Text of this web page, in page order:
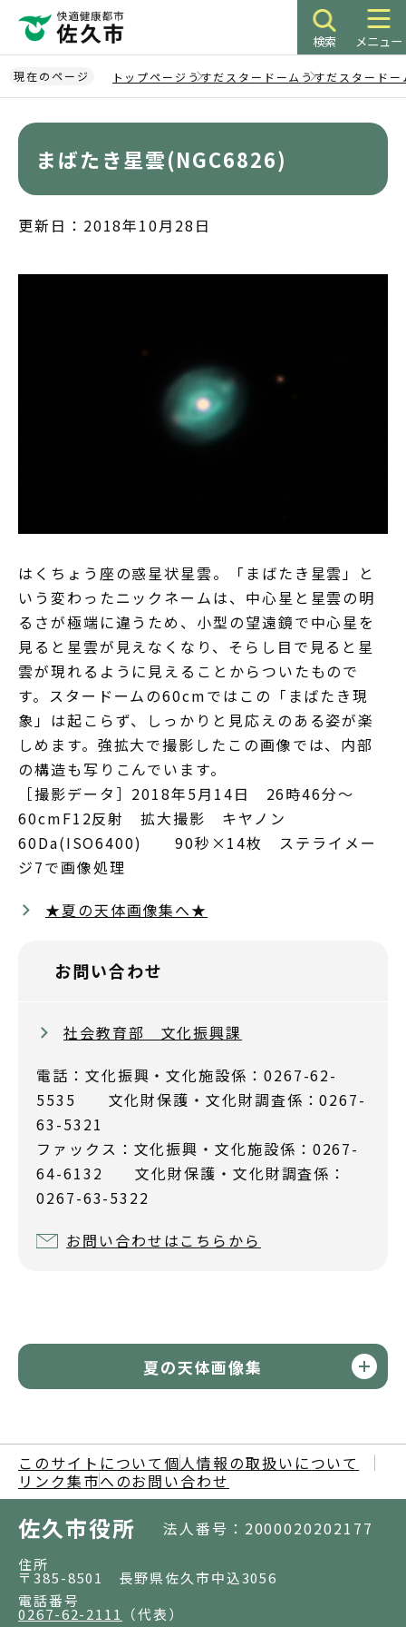
ペ
ー
ジ
検索 メニュー
現在のページ トップページ うすだスタードーム うすだスタード
まばたき星雲(NGC6826)
更新日：2018年10月28日
はくちょう座の惑星状星雲。「まばたき星雲」と
いう変わったニックネームは、中心星と星雲の明
るさが極端に違うため、小型の望遠鏡で中心星を
見ると星雲が見えなくなり、そらし目で見ると星
雲が現れるように見えることからついたもので
す。スタードームの60cmではこの「まばたき現
象」は起こらず、しっかりと見応えのある姿が楽
しめます。強拡大で撮影したこの画像では、内部
の構造も写りこんでいます。
［撮影データ］2018年5月14日 26時46分～
60cmF12反射 拡大撮影 キヤノン
60Da(ISO6400) 90秒×14枚 ステライメー
ジ7で画像処理
★夏の天体画像集へ★
お問い合わせ
社会教育部 文化振興課
電話：文化振興・文化施設係：0267-62-
5535 文化財保護・文化財調査係：0267-
63-5321
ファックス：文化振興・文化施設係：0267-
64-6132 文化財保護・文化財調査係：
0267-63-5322
お問い合わせはこちらから
夏の天体画像集
このサイトについて 個人情報の取扱いについて
リンク集市へのお問い合わせ
佐久市役所 法人番号：2000020202177
住所
〒385-8501 長野県佐久市中込3056
電話番号
0267-62-2111 （代表）